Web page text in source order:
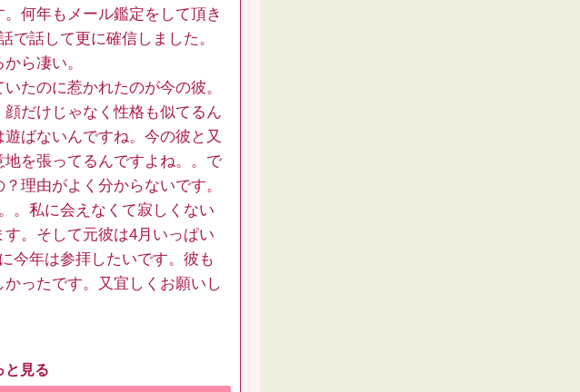
何年もメール鑑定をして頂き
で話して更に確信しました。
ら凄い。
たのに惹かれたのが今の彼。
だけじゃなく性格も似てるん
ばないんですね。今の彼と又
を張ってるんですよね。。で
理由がよく分からないです。
。私に会えなくて寂しくない
。そして元彼は4月いっぱい
今年は参拝したいです。彼も
ったです。又宜しくお願いし
と見る